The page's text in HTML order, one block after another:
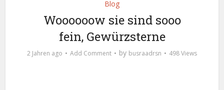
Blog
Woooooow sie sind sooo
fein, Gewürzsterne
2 Jahren ago Add Comment by busraadrsn 498 Views